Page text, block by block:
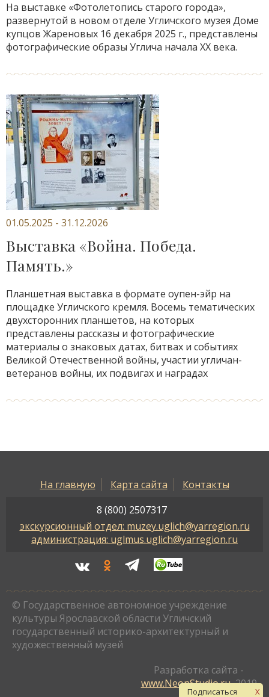
На выставке «Фотолетопись старого города»,
развернутой в новом отделе Угличского музея Доме
купцов Жареновых 16 декабря 2025 г., представлены
фотографические образы Углича начала ХХ века.
01.05.2025 - 31.12.2026
Выставка «Война. Победа.
Память.»
Планшетная выставка в формате оупен-эйр на
площадке Угличского кремля. Восемь тематических
двухсторонних планшетов, на которых
представлены рассказы и фотографические
материалы о знаковых датах, битвах и событиях
Великой Отечественной войны, участии угличан-
ветеранов войны, их подвигах и наградах
Подписаться X
На главную Карта сайта
Контакты
8 (800) 2507317
экскурсионный отдел: muzey.uglich@yarregion.ru
администрация: uglmus.uglich@yarregion.ru
© Государственное автономное учреждение
культуры Ярославской области Угличский
государственный историко-архитектурный и
художественный музей
Разработка сайта -
www.NeonStudio.ru, 2019